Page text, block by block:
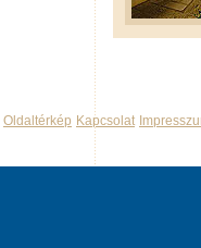
Oldaltérkép Kapcsolat